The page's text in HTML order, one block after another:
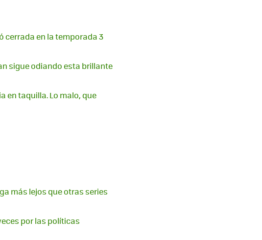
cerrada en la temporada 3
sigue odiando esta brillante
en taquilla. Lo malo, que
más lejos que otras series
por las políticas